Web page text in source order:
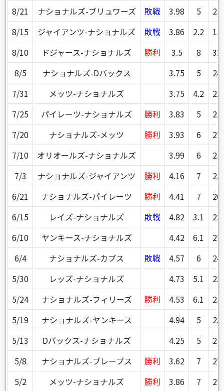
8/21
ナショナルズ-ブリュワーズ 敗戦 3.98 5
25
8/15
ジャイアンツ-ナショナルズ 敗戦 3.86 2.2
15
8/10
ドジャース-ナショナルズ 勝利 3.5 8
32
8/5
ナショナルズ-Dバックス 3.75 5
24
7/31
メッツ-ナショナルズ 3.75 4.2
21
7/25
パイレーツ-ナショナルズ 勝利 3.83 5
21
7/20
ナショナルズ-メッツ 勝利 3.93 6
27
7/10
オリオールズ-ナショナルズ 3.99 6
25
7/3
ナショナルズ-ジャイアンツ 勝利 4.16 7
25
6/21
ナショナルズ-パイレーツ 勝利 4.41 7
26
6/15
レイズ-ナショナルズ 敗戦 4.82 3.1
22
6/10
ヤンキース-ナショナルズ 4.42 6.1
27
6/4
ナショナルズ-カブス 敗戦 4.57 6
24
5/30
レッズ-ナショナルズ 4.73 5.1
23
5/24
ナショナルズ-フィリーズ 勝利 4.53 6.1
25
5/19
ナショナルズ-ヤンキース 4.94 5
23
5/13
Dバックス-ナショナルズ 4.25 5
25
5/8
ナショナルズ-ブレーブス 勝利 3.62 7
27
5/2
メッツ-ナショナルズ 勝利 3.86 7 27